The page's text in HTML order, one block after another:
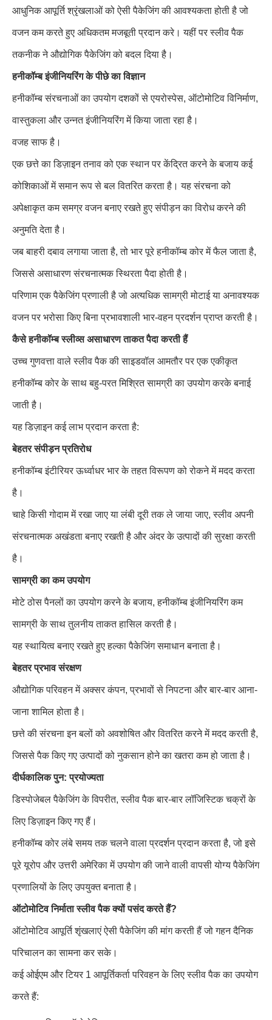
आधुनिक आपूर्ति श्रृंखलाओं को ऐसी पैकेजिंग की आवश्यकता होती है जो
वजन कम करते हुए अधिकतम मजबूती प्रदान करे। यहीं पर स्लीव पैक
तकनीक ने औद्योगिक पैकेजिंग को बदल दिया है।
हनीकॉम्ब इंजीनियरिंग के पीछे का विज्ञान
हनीकॉम्ब संरचनाओं का उपयोग दशकों से एयरोस्पेस, ऑटोमोटिव विनिर्माण,
वास्तुकला और उन्नत इंजीनियरिंग में किया जाता रहा है।
वजह साफ है।
एक छत्ते का डिज़ाइन तनाव को एक स्थान पर केंद्रित करने के बजाय कई
कोशिकाओं में समान रूप से बल वितरित करता है। यह संरचना को
अपेक्षाकृत कम समग्र वजन बनाए रखते हुए संपीड़न का विरोध करने की
अनुमति देता है।
जब बाहरी दबाव लगाया जाता है, तो भार पूरे हनीकॉम्ब कोर में फैल जाता है,
जिससे असाधारण संरचनात्मक स्थिरता पैदा होती है।
परिणाम एक पैकेजिंग प्रणाली है जो अत्यधिक सामग्री मोटाई या अनावश्यक
वजन पर भरोसा किए बिना प्रभावशाली भार-वहन प्रदर्शन प्राप्त करती है।
कैसे हनीकॉम्ब स्लीव्स असाधारण ताकत पैदा करती हैं
उच्च गुणवत्ता वाले स्लीव पैक की साइडवॉल आमतौर पर एक एकीकृत
हनीकॉम्ब कोर के साथ बहु-परत मिश्रित सामग्री का उपयोग करके बनाई
जाती है।
यह डिज़ाइन कई लाभ प्रदान करता है:
बेहतर संपीड़न प्रतिरोध
हनीकॉम्ब इंटीरियर ऊर्ध्वाधर भार के तहत विरूपण को रोकने में मदद करता
है।
चाहे किसी गोदाम में रखा जाए या लंबी दूरी तक ले जाया जाए, स्लीव अपनी
संरचनात्मक अखंडता बनाए रखती है और अंदर के उत्पादों की सुरक्षा करती
है।
सामग्री का कम उपयोग
मोटे ठोस पैनलों का उपयोग करने के बजाय, हनीकॉम्ब इंजीनियरिंग कम
सामग्री के साथ तुलनीय ताकत हासिल करती है।
यह स्थायित्व बनाए रखते हुए हल्का पैकेजिंग समाधान बनाता है।
बेहतर प्रभाव संरक्षण
औद्योगिक परिवहन में अक्सर कंपन, प्रभावों से निपटना और बार-बार आना-
जाना शामिल होता है।
छत्ते की संरचना इन बलों को अवशोषित और वितरित करने में मदद करती है,
जिससे पैक किए गए उत्पादों को नुकसान होने का खतरा कम हो जाता है।
दीर्घकालिक पुन: प्रयोज्यता
डिस्पोजेबल पैकेजिंग के विपरीत, स्लीव पैक बार-बार लॉजिस्टिक चक्रों के
लिए डिज़ाइन किए गए हैं।
हनीकॉम्ब कोर लंबे समय तक चलने वाला प्रदर्शन प्रदान करता है, जो इसे
पूरे यूरोप और उत्तरी अमेरिका में उपयोग की जाने वाली वापसी योग्य पैकेजिंग
प्रणालियों के लिए उपयुक्त बनाता है।
ऑटोमोटिव निर्माता स्लीव पैक क्यों पसंद करते हैं?
ऑटोमोटिव आपूर्ति शृंखलाएं ऐसी पैकेजिंग की मांग करती हैं जो गहन दैनिक
परिचालन का सामना कर सके।
कई ओईएम और टियर 1 आपूर्तिकर्ता परिवहन के लिए स्लीव पैक का उपयोग
करते हैं: